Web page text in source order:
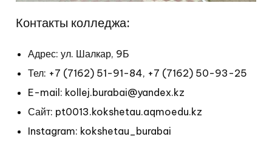
Контакты колледжа:
Адрес: ул. Шалкар, 9Б
Тел: +7 (7162) 51-91-84, +7 (7162) 50-93-25
E-mail: kollej.burabai@yandex.kz
Сайт: pt0013.kokshetau.aqmoedu.kz
Instagram: kokshetau_burabai